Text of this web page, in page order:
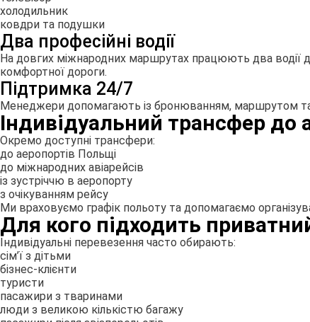
холодильник
ковдри та подушки
Два професійні водії
На довгих міжнародних маршрутах працюють два водії
комфортної дороги.
Підтримка 24/7
Менеджери допомагають із бронюванням, маршрутом та
Індивідуальний трансфер до
Окремо доступні трансфери:
до аеропортів Польщі
до міжнародних авіарейсів
із зустріччю в аеропорту
з очікуванням рейсу
Ми враховуємо графік польоту та допомагаємо
Для кого підходить
Індивідуальні перевезення часто обирають:
сім’ї з дітьми
бізнес-клієнти
туристи
пасажири з тваринами
люди з великою кількістю багажу